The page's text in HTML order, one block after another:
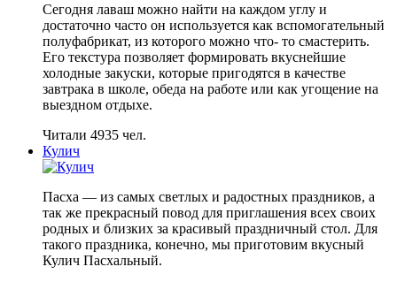
Сегодня лаваш можно найти на каждом углу и
достаточно часто он используется как вспомогательный
полуфабрикат, из которого можно что- то смастерить.
Его текстура позволяет формировать вкуснейшие
холодные закуски, которые пригодятся в качестве
завтрака в школе, обеда на работе или как угощение на
выездном отдыхе.
Читали 4935 чел.
Кулич
Пасха — из самых светлых и радостных праздников, а
так же прекрасный повод для приглашения всех своих
родных и близких за красивый праздничный стол. Для
такого праздника, конечно, мы приготовим вкусный
Кулич Пасхальный.